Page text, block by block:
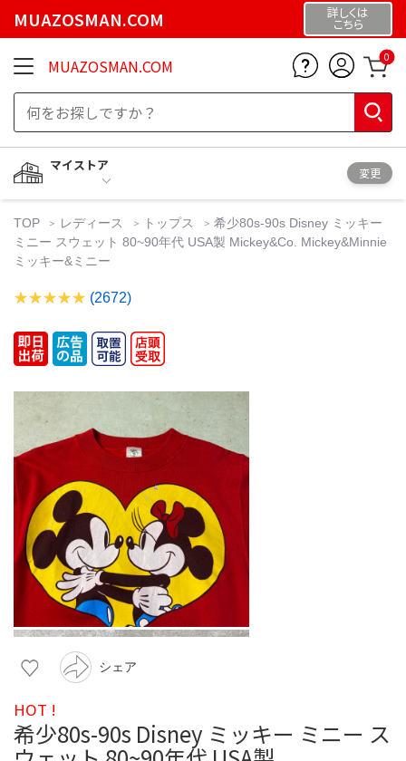
MUAZOSMAN.COM 詳しくは
こちら
MUAZOSMAN.COM 0
マイストア
変更
TOP レディース トップス
希少80s-90s Disney ミッキー
ミニー スウェット 80~90年代 USA製 Mickey&Co. Mickey&Minnie
ミッキー&ミニー
(2672)
シェア
HOT !
希少80s-90s Disney ミッキー ミニー ス